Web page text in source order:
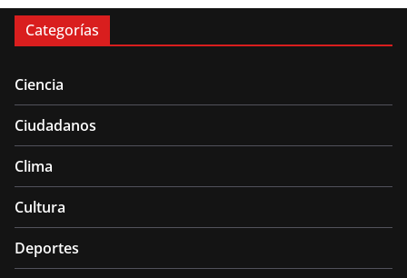
Categorías
Ciencia
Ciudadanos
Clima
Cultura
Deportes